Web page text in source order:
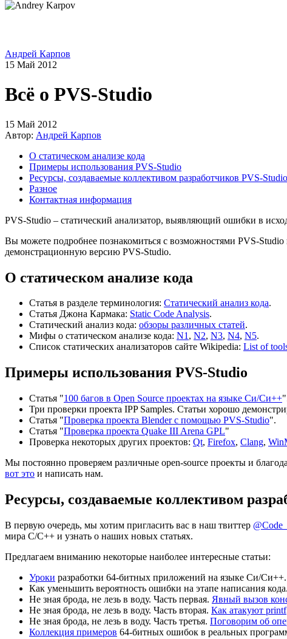
Андрей Карпов
15 Май 2012
Всё о PVS-Studio
15 Май 2012
Автор: Андрей Карпов
О статическом анализе кода
Примеры использования PVS-Studio
Ресурсы, создаваемые коллективом разработчиков PVS-Studio
Разное
Контактная информация
PVS-Studio – статический анализатор, выявляющий ошибки в
Вы можете подробнее познакомиться с возможностями PVS-Studio
демонстрационную версию PVS-Studio.
О статическом анализе кода
Статья в разделе терминология: Статический анализ кода.
Статья Джона Кармака: Static Code Analysis.
Статический анализ кода: обзоры различных статей.
Мифы о статическом анализе кода: N1, N2, N3, N4, N5.
Список статических анализаторов сайте Wikipedia: List of
Примеры использования PVS-Studio
Статья "100 багов в Open Source проектах на языке Си/Си++
Три проверки проекта IPP Samples. Статьи хорошо
Статья "Проверка проекта Blender с помощью PVS-Studio".
Статья "Проверка проекта Quake III Arena GPL"
Проверка некоторых других проектов: Qt, Firefox, Clang,
Мы постоянно проверяем различные open-source проекты и
вот это и написать нам.
Ресурсы, создаваемые коллективом
В первую очередь, мы хотим пригласить вас в наш твиттер
мира C/C++ и узнать о наших новых статьях.
Предлагаем вниманию некоторые наиболее интересные статьи:
Уроки разработки 64-битных приложений на языке Си/Си++.
Как уменьшить вероятность ошибки на этапе написания
Не зная брода, не лезь в воду. Часть первая. Явный вызов
Не зная брода, не лезь в воду. Часть вторая. Как атакуют printf
Не зная брода, не лезь в воду. Часть третья. Поговорим об
Коллекция примеров 64-битных ошибок в реальных